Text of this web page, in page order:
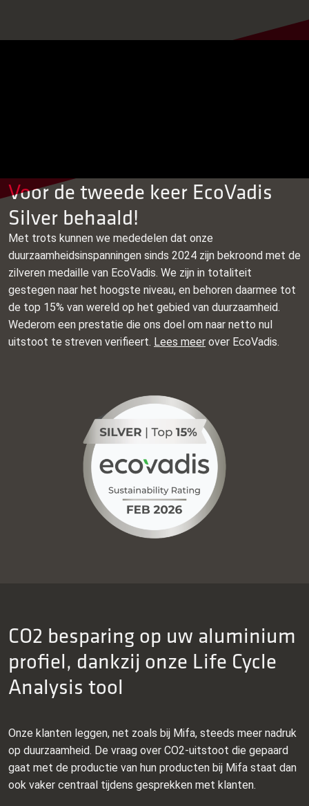
Voor de tweede keer EcoVadis
Silver behaald!
Met trots kunnen we mededelen dat onze
duurzaamheidsinspanningen sinds 2024 zijn bekroond met de
zilveren medaille van EcoVadis. We zijn in totaliteit
gestegen naar het hoogste niveau, en behoren daarmee tot
de top 15% van wereld op het gebied van duurzaamheid.
Wederom een prestatie die ons doel om naar netto nul
uitstoot te streven verifieert. Lees meer over EcoVadis.
CO2 besparing op uw aluminium
profiel, dankzij onze Life Cycle
Analysis tool
Onze klanten leggen, net zoals bij Mifa, steeds meer nadruk
op duurzaamheid. De vraag over CO2-uitstoot die gepaard
gaat met de productie van hun producten bij Mifa staat dan
ook vaker centraal tijdens gesprekken met klanten.